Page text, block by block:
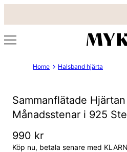
Home Halsband hjärta
Sammanflätade
Månadsstenar i 925
990 kr
Köp nu, betala senare med